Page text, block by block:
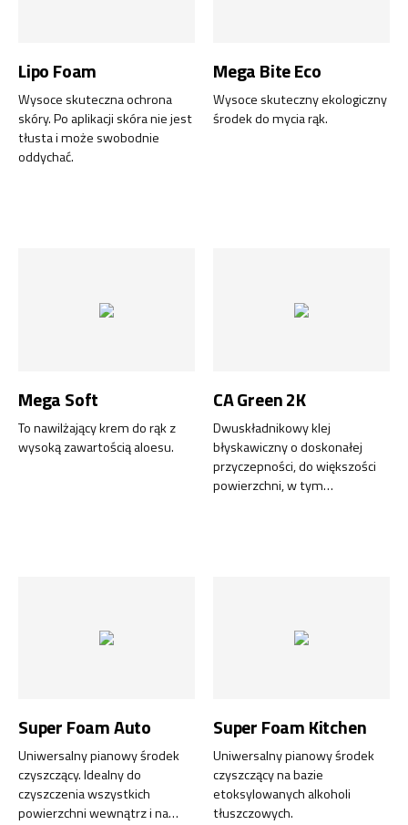
Lipo Foam
Wysoce skuteczna ochrona
skóry. Po aplikacji skóra nie jest
tłusta i może swobodnie
oddychać.
Mega Bite Eco
Wysoce skuteczny ekologiczny
środek do mycia rąk.
Mega Soft
To nawilżający krem do rąk z
wysoką zawartością aloesu.
CA Green 2K
Dwuskładnikowy klej
błyskawiczny o doskonałej
przyczepności, do większości
powierzchni, w tym
Super Foam Auto
Uniwersalny pianowy środek
czyszczący. Idealny do
czyszczenia wszystkich
powierzchni wewnątrz i na
Super Foam Kitchen
Uniwersalny pianowy środek
czyszczący na bazie
etoksylowanych alkoholi
tłuszczowych.